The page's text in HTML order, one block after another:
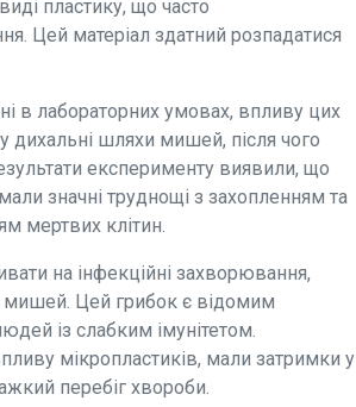
пластику, що часто
Цей матеріал здатний розпадатися
в лабораторних умовах, впливу цих
дихальні шляхи мишей, після чого
експерименту виявили, що
значні труднощі з захопленням та
мертвих клітин.
на інфекційні захворювання,
мишей. Цей грибок є відомим
із слабким імунітетом.
мікропластиків, мали затримки у
перебіг хвороби.